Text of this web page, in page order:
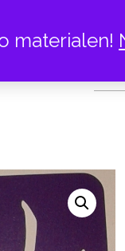
materialen!